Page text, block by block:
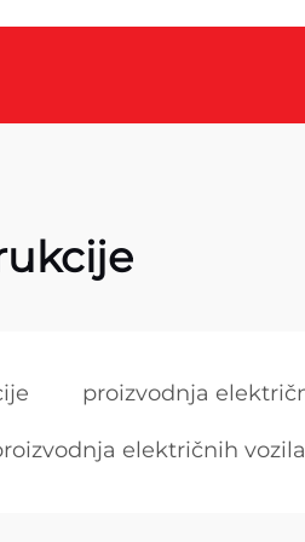
proizvodnja
električnih vozila